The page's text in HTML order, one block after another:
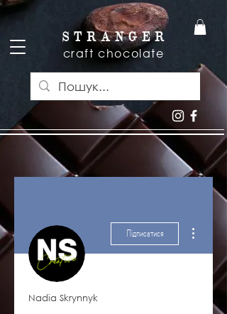
S T R A N G E R
craft chocolate
Підписатися
Nadia Skrynnyk